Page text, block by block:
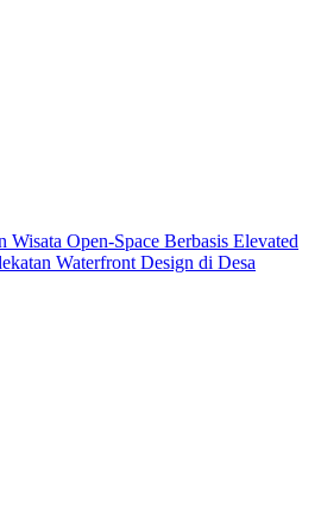
Wisata Open-Space Berbasis Elevated
Waterfront Design di Desa